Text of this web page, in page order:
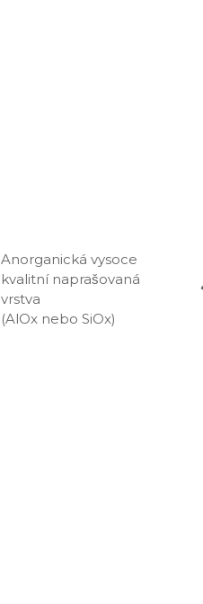
Anorganická vysoce
kvalitní naprašovaná
vrstva
(AlOx nebo SiOx)